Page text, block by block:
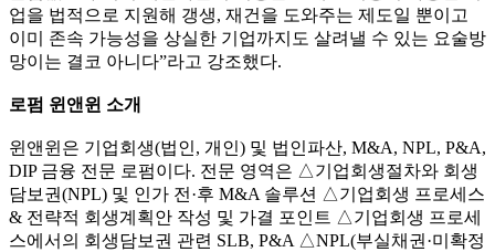
업을 법적으로 지원해 갱생, 재건을 도와주는 제도일 뿐이고
이미 존속 가능성을 상실한 기업까지도 살려낼 수 있는 요술방
망이는 결코 아니다”라고 강조했다.
로펌 윈앤윈 소개
윈앤윈은 기업회생(법인, 개인) 및 법인파산, M&A, NPL, P&A,
DIP 금융 전문 로펌이다. 전문 영역은 △기업회생절차와 회생
담보권(NPL) 및 인가 전·후 M&A 솔루션 △기업회생 프로세스
& 전략적 회생계획안 작성 및 가결 포인트 △기업회생 프로세
스에서의 회생담보권 관련 SLB, P&A △NPL(부실채권·미확정